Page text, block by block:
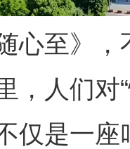
至》，
，人们对
仅是一座